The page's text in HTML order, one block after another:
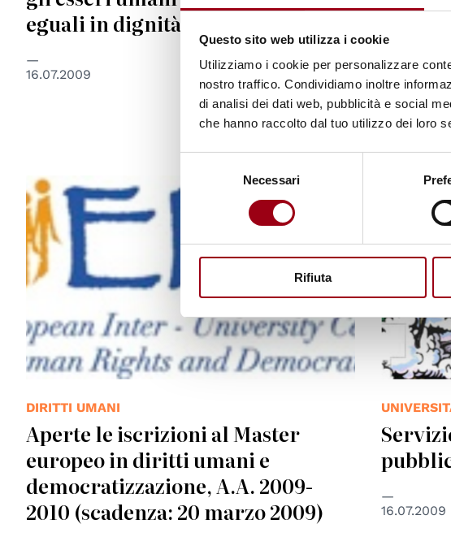
Questo sito web utilizza i cookie
Utilizziamo i cookie per personalizzare
nostro traffico. Condividiamo inoltre
di analisi dei dati web, pubblicità e social
che hanno raccolto dal tuo utilizzo dei loro
Necessari
Rifiuta
eguali in dignità e diritti
16.07.2009
16.07.2009
© EIUC
DIRITTI UMANI
Aperte le iscrizioni al Master
europeo in diritti umani e
democratizzazione, A.A. 2009-
2010 (scadenza: 20 marzo 2009)
© Ufficio
16.07.2009